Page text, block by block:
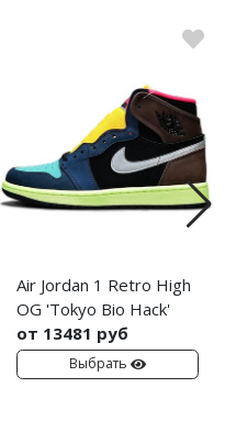
Air Jordan 1 Retro High
OG 'Tokyo Bio Hack'
от 13481 руб
Выбрать